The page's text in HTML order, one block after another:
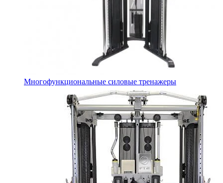
Многофункциональные силовые тренажеры